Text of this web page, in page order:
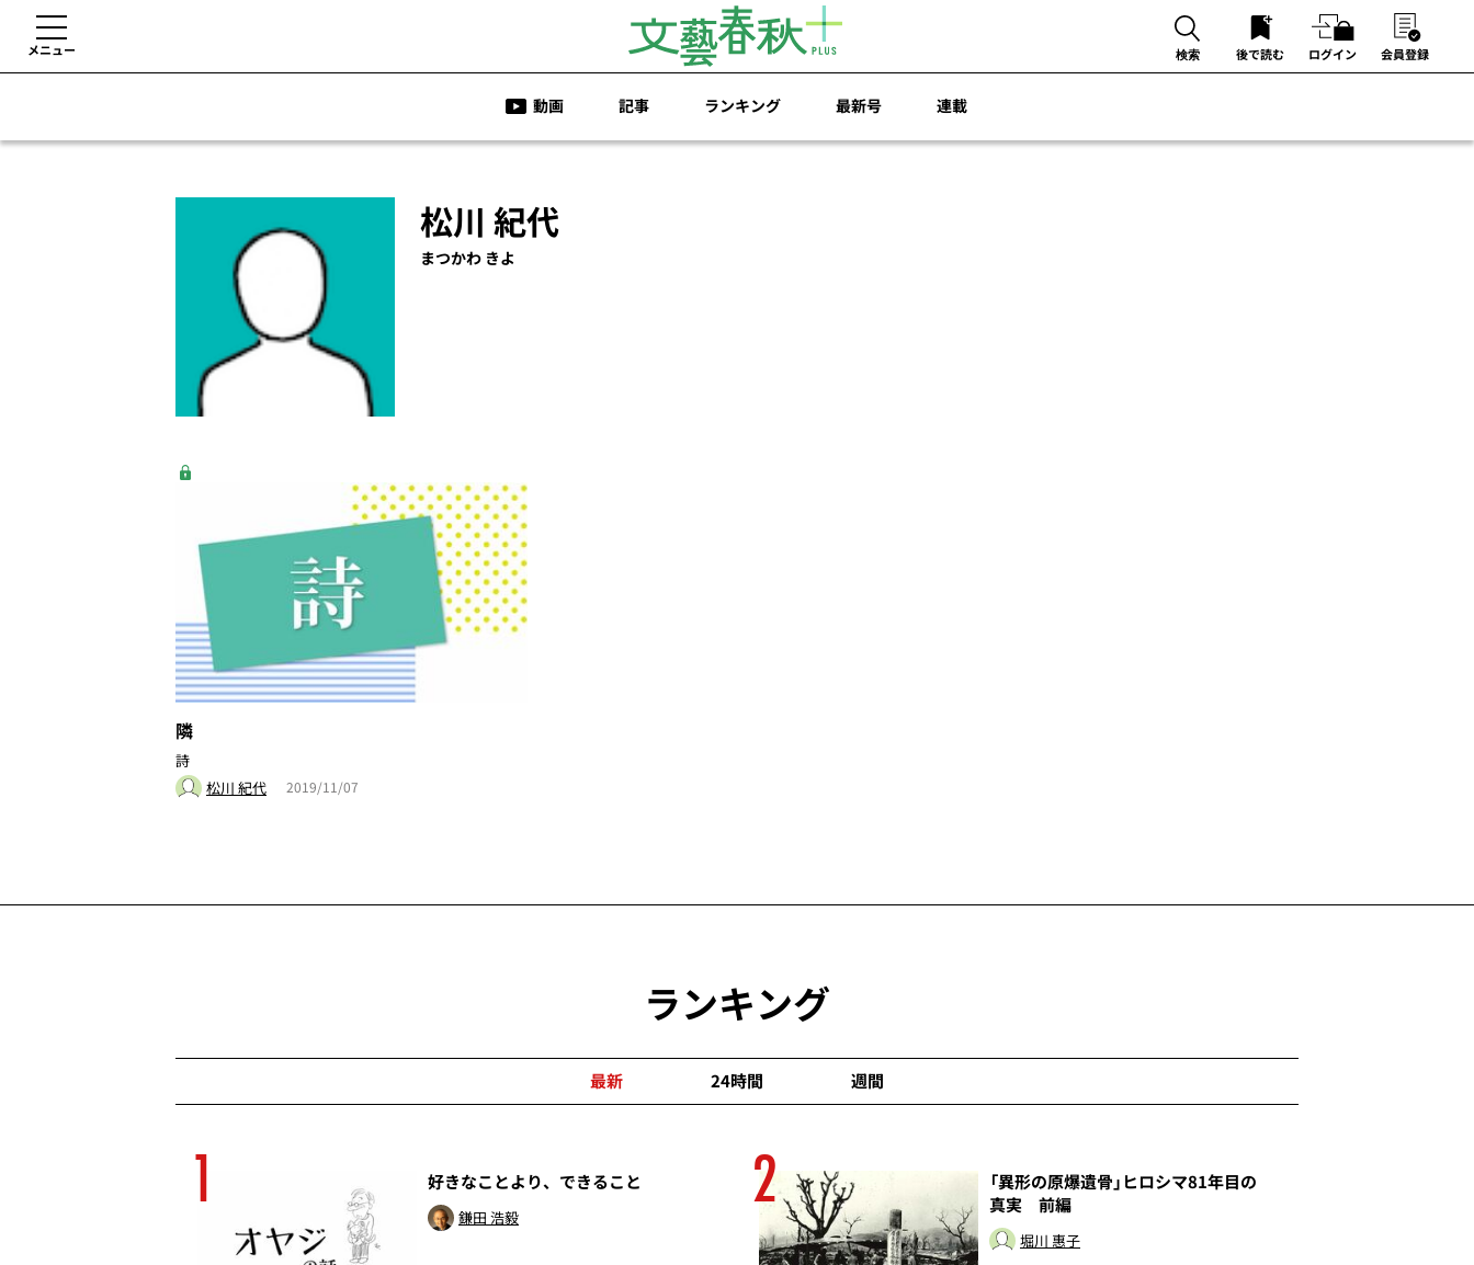
メニュー 検索 後で読む ログイン 会員登録
動画 記事 ランキング 最新号 連載
松川 紀代
まつかわ きよ
隣
詩
松川 紀代
2019/11/07
ランキング
最新 24時間 週間
1 好きなことより、できること
鎌田 浩毅 2
「異形の原爆遺骨」ヒロシマ81年目の
真実 前編
堀川 惠子